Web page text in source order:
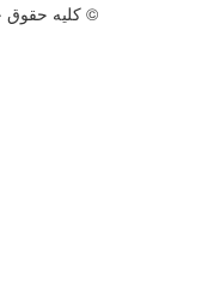
© کليه حقوق